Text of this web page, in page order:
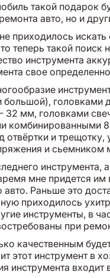
такой подарок
авто, но и
приходилось
теперь такой поиск
инструмента
свое
большой), головками
32 мм, головками
комбинированными
отвёртки и трещотку,
и сьемником
мне придется им
авто. Раньше это
приходилось
инструменты, в
при
качественным
этот инструмент в
инструмента